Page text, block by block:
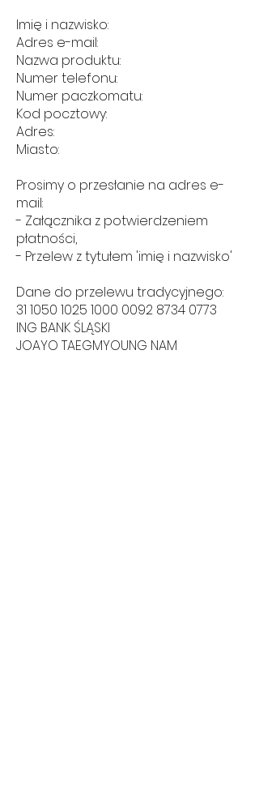
Imię i nazwisko:
Adres e-mail:
Nazwa produktu:
Numer telefonu:
Numer paczkomatu:
Kod pocztowy:
Adres:
Miasto:
Prosimy o przesłanie na adres e-
mail:
- Załącznika z potwierdzeniem
płatności,
- Przelew z tytułem 'imię i nazwisko'
Dane do przelewu tradycyjnego:
31 1050 1025 1000 0092 8734 0773
ING BANK ŚLĄSKI
JOAYO TAEGMYOUNG NAM